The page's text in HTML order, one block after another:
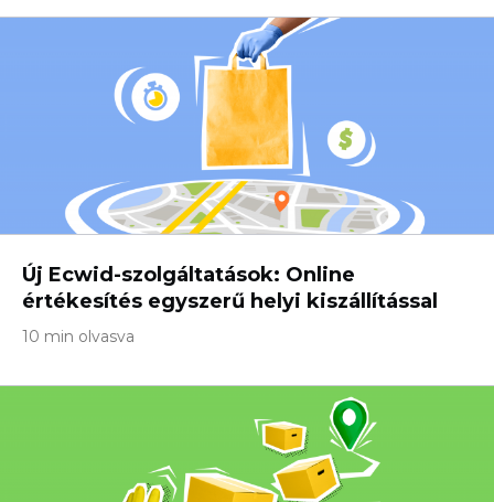
Új Ecwid-szolgáltatások: Online
értékesítés egyszerű helyi kiszállítással
10 min olvasva